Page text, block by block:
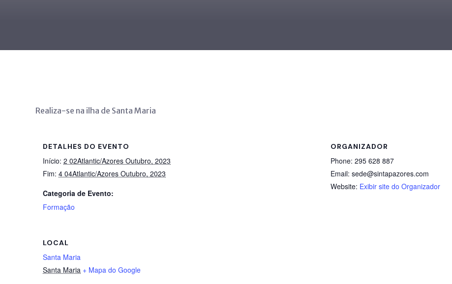
Realiza-se na ilha de Santa Maria
DETALHES DO EVENTO
Início: 2 02Atlantic/Azores Outubro, 2023
Fim: 4 04Atlantic/Azores Outubro, 2023
Categoria de Evento:
Formação
ORGANIZADOR
Phone: 295 628 887
Email: sede@sintapazores.com
Website: Exibir site do Organizador
LOCAL
Santa Maria
Santa Maria + Mapa do Google